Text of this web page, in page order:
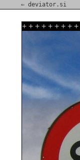
⇐ deviator.si
+ + + + + + + + +